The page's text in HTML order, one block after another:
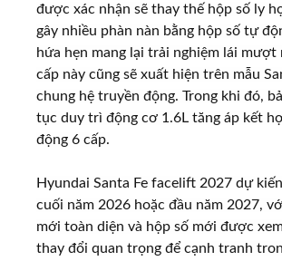
được xác nhận sẽ thay thế hộp số ly
gây nhiều phàn nàn bằng hộp số tự
hứa hẹn mang lại trải nghiệm lái mượt
cấp này cũng sẽ xuất hiện trên mẫu
chung hệ truyền động. Trong khi đó,
tục duy trì động cơ 1.6L tăng áp kết
động 6 cấp.
Hyundai Santa Fe facelift 2027 dự
cuối năm 2026 hoặc đầu năm 2027,
mới toàn diện và hộp số mới được
thay đổi quan trọng để cạnh tranh